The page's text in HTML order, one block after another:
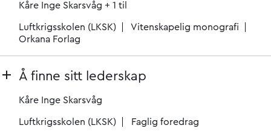
Kåre Inge Skarsvåg + 1 til
Luftkrigsskolen (LKSK)
Vitenskapelig monografi
Orkana Forlag
Å finne sitt lederskap
Kåre Inge Skarsvåg
Luftkrigsskolen (LKSK) Faglig foredrag